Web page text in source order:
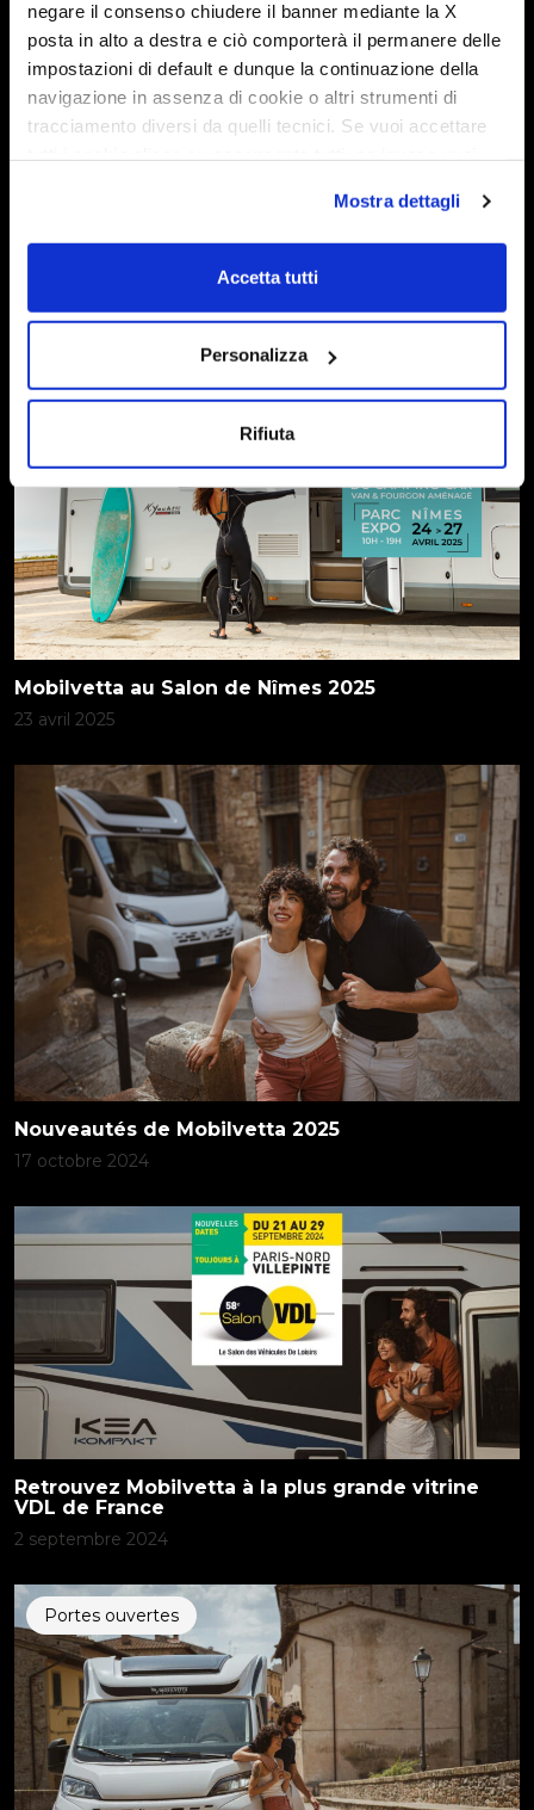
negare il consenso chiudere il banner mediante la X
posta in alto a destra e ciò comporterà il permanere delle
impostazioni di default e dunque la continuazione della
navigazione in assenza di cookie o altri strumenti di
tracciamento diversi da quelli tecnici. Se vuoi accettare
su acconsento selezionati. Se vuoi saperne di più clicca
qui. Cliccando sul tasto "Acconsento" permetti l'utilizzo
Mostra dettagli
Accetta tutti
Personalizza
Rifiuta
1 juillet 2025
Mobilvetta au Salon de Nîmes 2025
23 avril 2025
Nouveautés de Mobilvetta 2025
17 octobre 2024
Retrouvez Mobilvetta à la plus grande vitrine
VDL de France
2 septembre 2024
Portes ouvertes